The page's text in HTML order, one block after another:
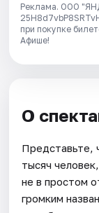
Реклама. ООО
при покупке
Афише!
О
Представьте,
тысяч
не в простом
громким